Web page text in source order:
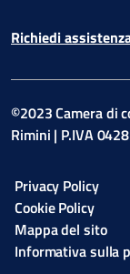
Richiedi
©2023 Camera di
Rimini | P.IVA
Privacy Policy
Cookie Policy
Mappa del sito
Informativa sulla